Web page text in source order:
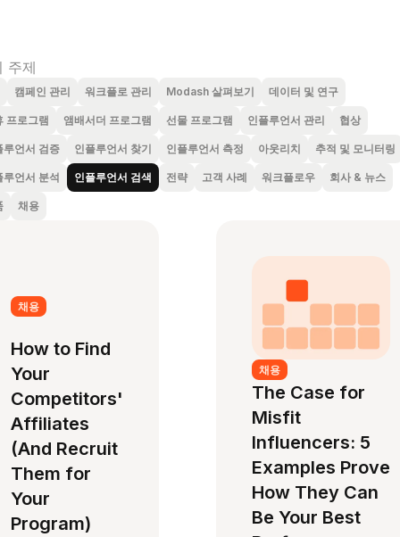
주제
캠페인 관리 워크플로 관리 Modash 살펴보기 데이터 및 연구
프로그램 앰배서더 프로그램 선물 프로그램 인플루언서 관리 협상
루언서 검증 인플루언서 찾기 인플루언서 측정 아웃리치 추적 및 모니터링
루언서 분석 인플루언서 검색 전략 고객 사례 워크플로우 회사 & 뉴스
채용
채용
How to Find
Your
Competitors'
Affiliates
(And Recruit
Them for
Your
Program)
채용
The Case for
Misfit
Influencers: 5
Examples Prove
How They Can
Be Your Best